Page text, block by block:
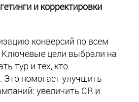
и корректировки
конверсий по всем
цели выбрали на
тур и тех, кто
Это помогает улучшить
увеличить CR и